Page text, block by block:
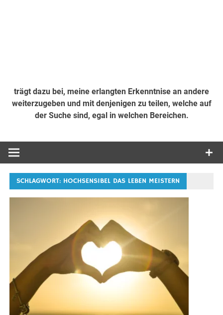
trägt dazu bei, meine erlangten Erkenntnise an andere
weiterzugeben und mit denjenigen zu teilen, welche auf
der Suche sind, egal in welchen Bereichen.
SCHLAGWORT: HOCHSENSIBEL DAS LEBEN MEISTERN